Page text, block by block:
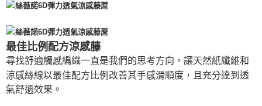
最佳比例配方涼感藤
尋找舒適觸感編織一直是我們的思考方向，讓天然紙纖維和
涼感絲線以最佳配方比例改善其手感滑順度，且充分達到透
氣舒適效果。